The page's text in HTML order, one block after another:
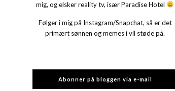
mig, og elsker reality tv, især Paradise Hotel
Følger i mig på Instagram/Snapchat, så er det
primært sønnen og memes i vil støde på.
Abonner på bloggen via e-mail